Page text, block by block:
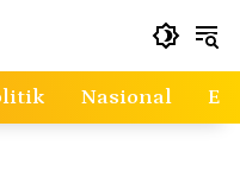
Nasional